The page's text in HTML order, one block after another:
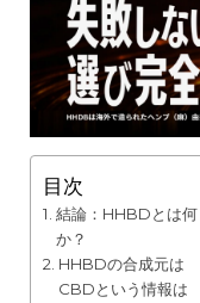
目次
結論：HHBDとは何
か？
HHBDの合成元は
CBDという情報は